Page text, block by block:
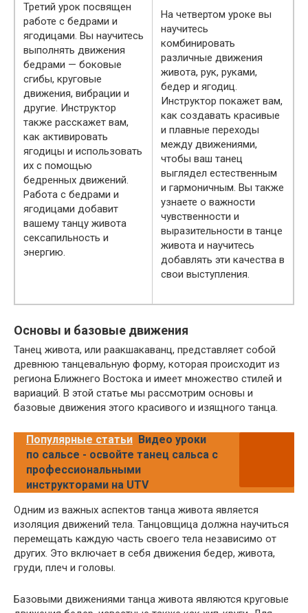
Третий урок посвящен
работе с бедрами и
ягодицами. Вы научитесь
выполнять движения
бедрами — боковые
сгибы, круговые
движения, вибрации и
другие. Инструктор
также расскажет вам,
как активировать
ягодицы и использовать
их с помощью
бедренных движений.
Работа с бедрами и
ягодицами добавит
вашему танцу живота
сексапильность и
энергию.
На четвертом уроке вы
научитесь
комбинировать
различные движения
живота, рук, руками,
бедер и ягодиц.
Инструктор покажет вам,
как создавать красивые
и плавные переходы
между движениями,
чтобы ваш танец
выглядел естественным
и гармоничным. Вы также
узнаете о важности
чувственности и
выразительности в танце
живота и научитесь
добавлять эти качества в
свои выступления.
Основы и базовые движения
Танец живота, или раакшакаванц, представляет собой
древнюю танцевальную форму, которая происходит из
региона Ближнего Востока и имеет множество стилей и
вариаций. В этой статье мы рассмотрим основы и
базовые движения этого красивого и изящного танца.
Популярные статьи Видео уроки
по сальсе - освойте танец сальса с
профессиональными
инструкторами на UTV
Одним из важных аспектов танца живота является
изоляция движений тела. Танцовщица должна научиться
перемещать каждую часть своего тела независимо от
других. Это включает в себя движения бедер, живота,
груди, плеч и головы.
Базовыми движениями танца живота являются круговые